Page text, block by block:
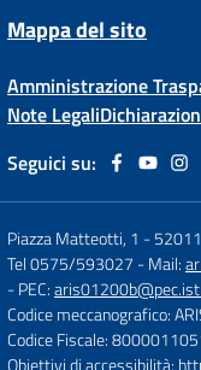
Mappa del sito
Amministrazione
Note Legali
Seguici su:
Piazza Matteotti, 1 -
Tel 0575/593027 - Mail:
- PEC:
Codice meccanografico:
Codice Fiscale:
Obiettivi di accessibilità: